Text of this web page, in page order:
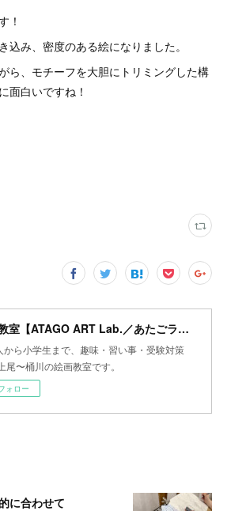
！
込み、密度のある絵になりました。
ら、モチーフを大胆にトリミングした構
面白いですね！
絵画教室【ATAGO ART Lab.／あたごラボ】
から小学生まで、趣味・習い事・受験対策
尾〜桶川の絵画教室です。
ォロー
に合わせて